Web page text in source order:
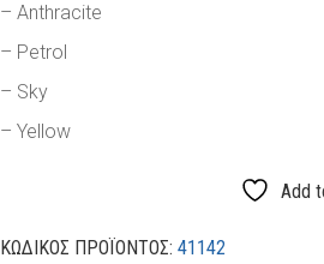
– Anthracite
– Petrol
– Sky
– Yellow
Add
ΚΩΔΙΚΌΣ ΠΡΟΪΌΝΤΟΣ: 41142